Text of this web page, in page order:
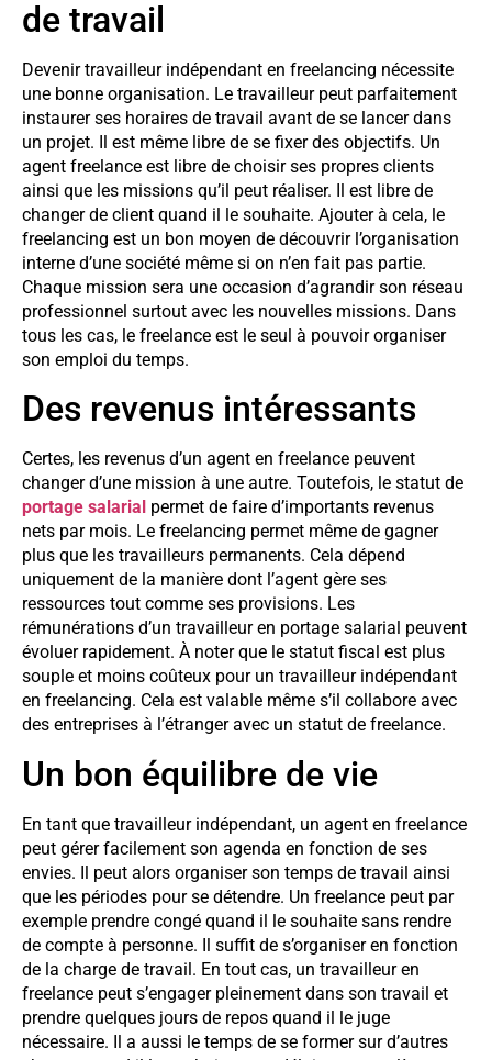
de travail
Devenir travailleur indépendant en freelancing nécessite
une bonne organisation. Le travailleur peut parfaitement
instaurer ses horaires de travail avant de se lancer dans
un projet. Il est même libre de se fixer des objectifs. Un
agent freelance est libre de choisir ses propres clients
ainsi que les missions qu’il peut réaliser. Il est libre de
changer de client quand il le souhaite. Ajouter à cela, le
freelancing est un bon moyen de découvrir l’organisation
interne d’une société même si on n’en fait pas partie.
Chaque mission sera une occasion d’agrandir son réseau
professionnel surtout avec les nouvelles missions. Dans
tous les cas, le freelance est le seul à pouvoir organiser
son emploi du temps.
Des revenus intéressants
Certes, les revenus d’un agent en freelance peuvent
changer d’une mission à une autre. Toutefois, le statut de
portage salarial permet de faire d’importants revenus
nets par mois. Le freelancing permet même de gagner
plus que les travailleurs permanents. Cela dépend
uniquement de la manière dont l’agent gère ses
ressources tout comme ses provisions. Les
rémunérations d’un travailleur en portage salarial peuvent
évoluer rapidement. À noter que le statut fiscal est plus
souple et moins coûteux pour un travailleur indépendant
en freelancing. Cela est valable même s’il collabore avec
des entreprises à l’étranger avec un statut de freelance.
Un bon équilibre de vie
En tant que travailleur indépendant, un agent en freelance
peut gérer facilement son agenda en fonction de ses
envies. Il peut alors organiser son temps de travail ainsi
que les périodes pour se détendre. Un freelance peut par
exemple prendre congé quand il le souhaite sans rendre
de compte à personne. Il suffit de s’organiser en fonction
de la charge de travail. En tout cas, un travailleur en
freelance peut s’engager pleinement dans son travail et
prendre quelques jours de repos quand il le juge
nécessaire. Il a aussi le temps de se former sur d’autres